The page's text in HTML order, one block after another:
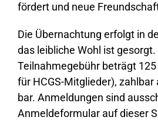
fördert und neue
Die Übernachtung erfolgt in
das leibliche Wohl ist gesorgt.
Teilnahmegebühr beträgt 125
für HCGS-Mitglieder), zahlbar
bar. Anmeldungen sind
Anmeldeformular auf dieser